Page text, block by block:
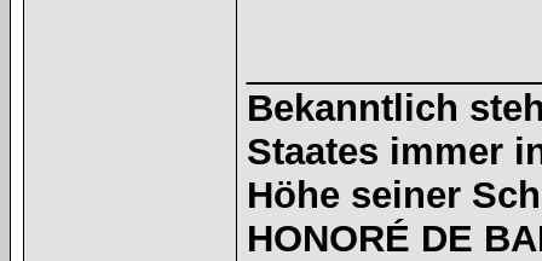
Bekanntlich
Staates immer
Höhe seiner
HONORÉ DE